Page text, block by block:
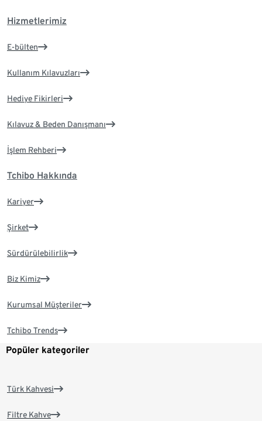
Hizmetlerimiz
E-bülten
Kullanım Kılavuzları
Hediye Fikirleri
Kılavuz & Beden Danışmanı
İşlem Rehberi
Tchibo Hakkında
Kariyer
Şirket
Sürdürülebilirlik
Biz Kimiz
Kurumsal Müşteriler
Tchibo Trends
Popüler kategoriler
Türk Kahvesi
Filtre Kahve